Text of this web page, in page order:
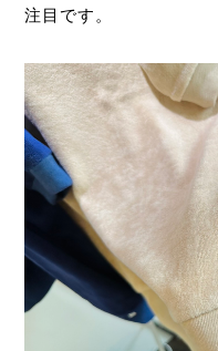
注目です。